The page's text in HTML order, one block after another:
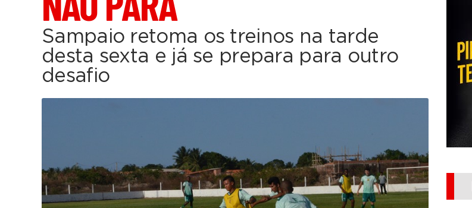
Sampaio retoma os treinos na tarde
desta sexta e já se prepara para outro
desafio